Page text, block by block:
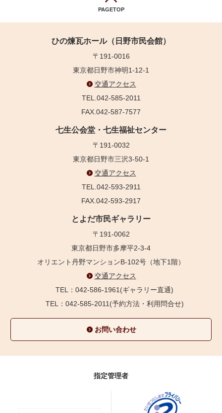
PAGETOP
ひの煉瓦ホール（日野市民会館）
〒191-0016
東京都日野市神明1-12-1
交通アクセス
TEL.042-585-2011
FAX.042-587-7577
七生公会堂・七生福祉センター
〒191-0032
東京都日野市三沢3-50-1
交通アクセス
TEL.042-593-2911
FAX.042-593-2917
とよだ市民ギャラリー
〒191-0062
東京都日野市多摩平2-3-4
オリエント丹野マンションB-102号（地下1階）
交通アクセス
TEL：042-586-1961(ギャラリー直通)
TEL：042-585-2011(予約方法・利用問合せ)
お問い合わせ
指定管理者